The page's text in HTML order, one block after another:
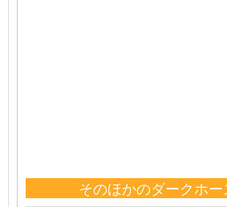
そのほかのダークホ